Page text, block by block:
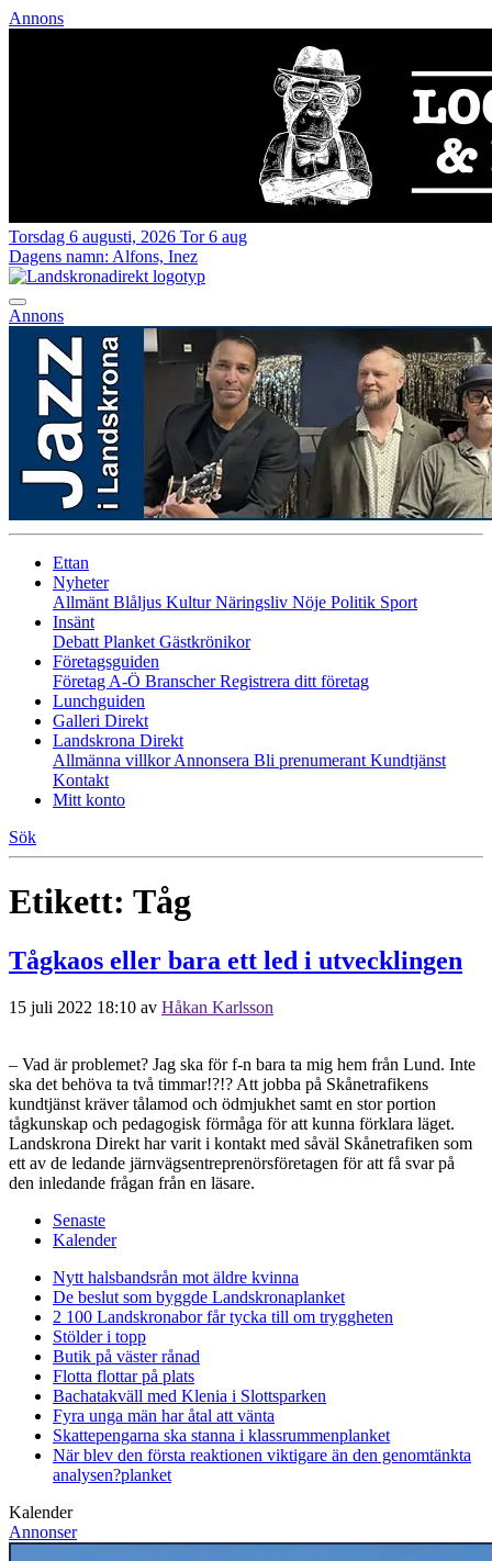
Annons
Torsdag 6 augusti, 2026 Tor 6 aug
Dagens namn: Alfons, Inez
Annons
Ettan
Nyheter
Allmänt Blåljus KulturNäringsliv Nöje Politik Sport
Insänt
Debatt Planket Gästkrönikor
Företagsguiden
Företag A-Ö BranscherRegistrera ditt företag
Lunchguiden
Galleri Direkt
Landskrona Direkt
Allmänna villkorAnnonsera Bli prenumerant Kundtjänst
Kontakt
Mitt konto
Sök
Etikett: Tåg
Tågkaos eller bara ett led i utvecklingen
15 juli 2022 18:10 av Håkan Karlsson
– Vad är problemet? Jag ska för f-n bara ta mig hem från Lund. Inte
ska det behöva ta två timmar!?!? Att jobba på Skånetrafikens
kundtjänst kräver tålamod och ödmjukhet samt en stor portion
tågkunskap och pedagogisk förmåga för att kunna förklara läget.
Landskrona Direkt har varit i kontakt med såväl Skånetrafiken som
ett av de ledande järnvägsentreprenörsföretagen för att få svar på
den inledande frågan från en läsare.
Senaste
Kalender
Nytt halsbandsrån mot äldre kvinna
De beslut som byggde Landskronaplanket
2 100 Landskronabor får tycka till om tryggheten
Stölder i topp
Butik på väster rånad
Flotta flottar på plats
Bachatakväll med Klenia i Slottsparken
Fyra unga män har åtal att vänta
Skattepengarna ska stanna i klassrummenplanket
När blev den första reaktionen viktigare än den genomtänkta
analysen?planket
Kalender
Annonser